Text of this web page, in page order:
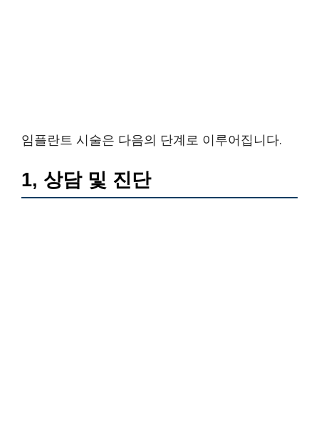
임플란트 시술은 다음의 단계로 이루어집니다.
1, 상담 및 진단